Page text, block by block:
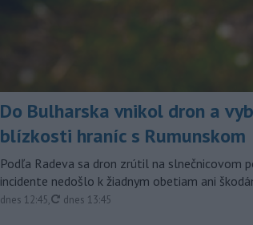
Do Bulharska vnikol dron a
blízkosti hraníc s Rumunskom
Podľa Radeva sa dron zrútil na slnečnicovom
incidente nedošlo k žiadnym obetiam ani
dnes 12:45, aktualizované
dnes 13:45